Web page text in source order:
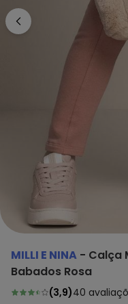
MILLI E NINA - Calça
Babados Rosa
(3,9)40